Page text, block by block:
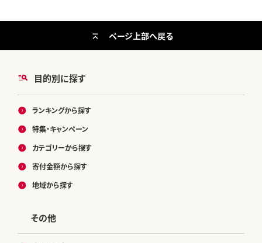
目的別に探す
ランキングから探す
特集・キャンペーン
カテゴリーから探す
寄付金額から探す
地域から探す
その他
ページ上部へ戻る